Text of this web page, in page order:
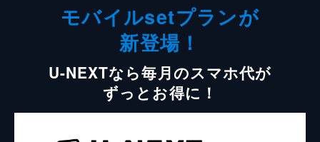
モバイルsetプランが
新登場！
U-NEXTなら毎月のスマホ代が
ずっとお得に！